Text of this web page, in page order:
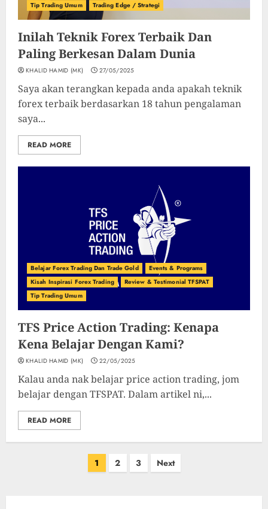
Tip Trading Umum
Trading Edge / Strategi
Inilah Teknik Forex Terbaik Dan
Paling Berkesan Dalam Dunia
KHALID HAMID (MK) 27/05/2025
Saya akan terangkan kepada anda apakah teknik
forex terbaik berdasarkan 18 tahun pengalaman
saya...
READ MORE
Belajar Forex Trading Dan Trade Gold
Events & Programs
Kisah Inspirasi Forex Trading
Review & Testimonial TFSPAT
Tip Trading Umum
TFS Price Action Trading: Kenapa
Kena Belajar Dengan Kami?
KHALID HAMID (MK) 22/05/2025
Kalau anda nak belajar price action trading, jom
belajar dengan TFSPAT. Dalam artikel ni,...
READ MORE
1 2 3 Next